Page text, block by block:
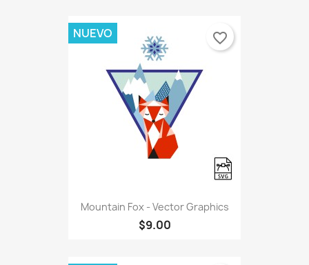
Mountain Fox - Vector Graphics
$9.00
NUEVO favorite_border